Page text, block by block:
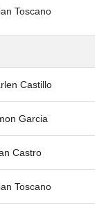
Toscano
Castillo
Garcia
Castro
Toscano